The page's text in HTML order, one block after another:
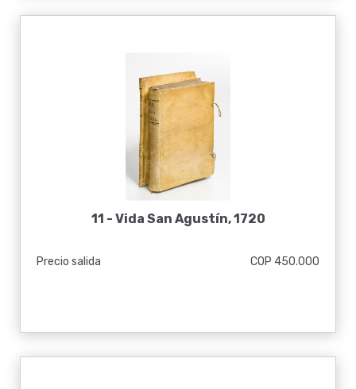
11 - Vida San Agustín, 1720
Precio salida COP 450.000